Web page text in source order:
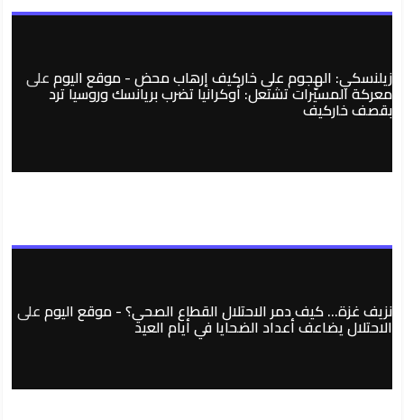
زيلنسكي: الهجوم على خاركيف إرهاب محض - موقع اليومعلى
معركة المسيّرات تشتعل: أوكرانيا تضرب بريانسك وروسيا ترد
بقصف خاركيف
نزيف غزة… كيف دمر الاحتلال القطاع الصحي؟ - موقع اليومعلى
الاحتلال يضاعف أعداد الضحايا في أيام العيد